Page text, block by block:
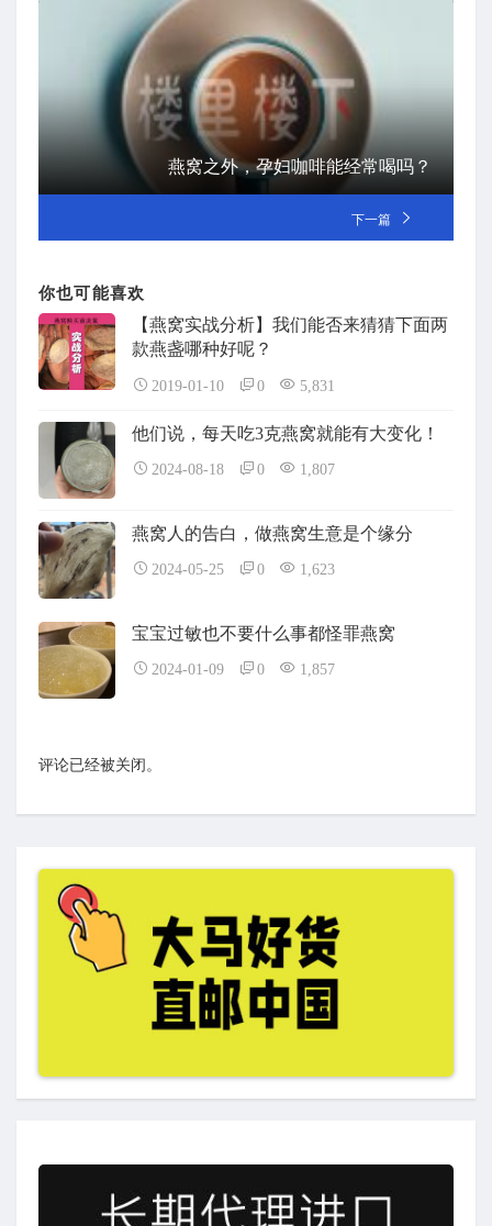
燕窝之外，孕妇咖啡能经常喝吗？
下一篇
你也可能喜欢
【燕窝实战分析】我们能否来猜猜下面两
款燕盏哪种好呢？
2019-01-10 0 5,831
他们说，每天吃3克燕窝就能有大变化！
2024-08-18 0 1,807
燕窝人的告白，做燕窝生意是个缘分
2024-05-25 0 1,623
宝宝过敏也不要什么事都怪罪燕窝
2024-01-09 0 1,857
评论已经被关闭。